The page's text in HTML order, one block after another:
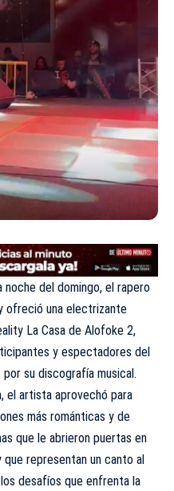
noche del domingo, el rapero
ofreció una electrizante
La Casa de Alofoke 2,
y espectadores del
su discografía musical.
el artista aprovechó para
más románticas y de
que le abrieron puertas en
representan un canto al
desafíos que enfrenta la